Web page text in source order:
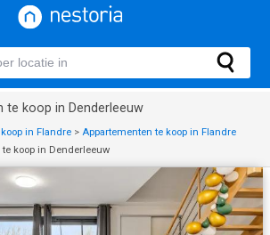
te koop in Denderleeuw
in Flandre > Appartementen te koop in Flandre
koop in Denderleeuw